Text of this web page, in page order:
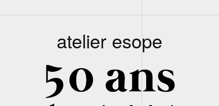
atelier esope